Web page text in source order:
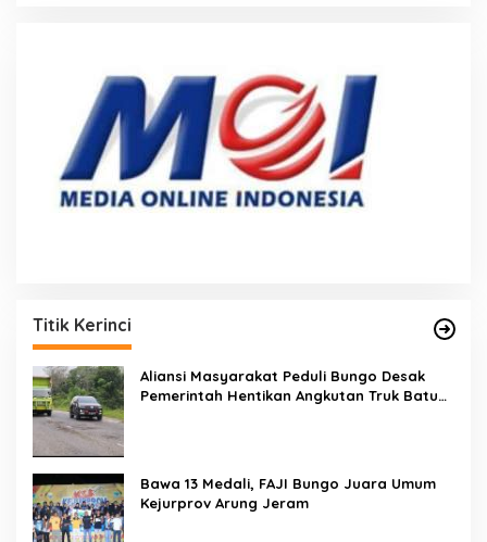
Titik Kerinci
Aliansi Masyarakat Peduli Bungo Desak
Pemerintah Hentikan Angkutan Truk Batu
Bawa 13 Medali, FAJI Bungo Juara Umum
Kejurprov Arung Jeram